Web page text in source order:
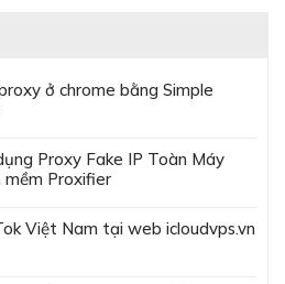
ở chrome bằng Simple
Proxy Fake IP Toàn Máy
mềm Proxifier
Việt Nam tại web icloudvps.vn